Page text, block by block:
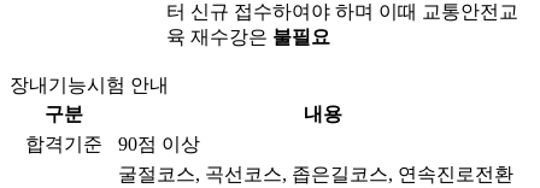
터 신규 접수하여야 하며 이때 교통안전교
육 재수강은 불필요
장내기능시험 안내
구분
내용
합격기준
90점 이상
굴절코스, 곡선코스, 좁은길코스, 연속진로전환